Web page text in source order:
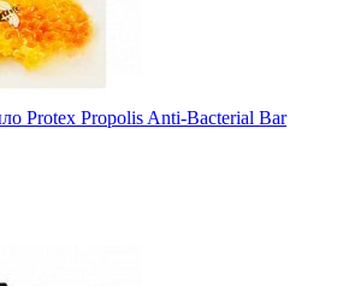
Protex Propolis Anti-Bacterial Bar